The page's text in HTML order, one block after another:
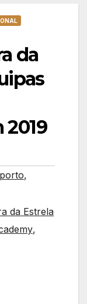
da
,
da Estrela
,